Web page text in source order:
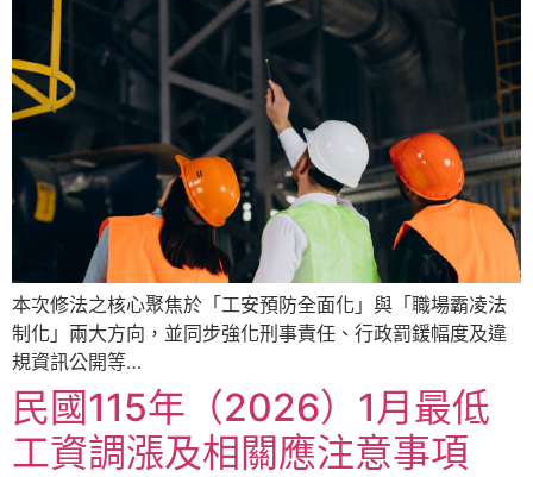
本次修法之核心聚焦於「工安預防全面化」與「職場霸凌法
制化」兩大方向，並同步強化刑事責任、行政罰鍰幅度及違
規資訊公開等…
民國115年（2026）1月最低
工資調漲及相關應注意事項